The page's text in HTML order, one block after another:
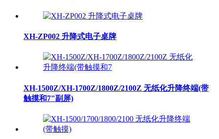
XH-ZP002 升降式电子桌牌
XH-1500Z/XH-1700Z/1800Z/2100Z 无纸化升降终端(带
触摸和7"副屏)